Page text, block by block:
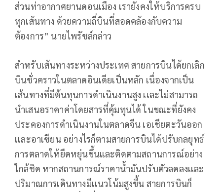
ส่วนท่าอากาศยานดอนเมือง เรายังคงให้บริการครบ
ทุกเส้นทาง ด้วยความถี่บินที่สอดคล้องกับความ
ต้องการ” นายไพรัชล์กล่าว
สำหรับเส้นทางระหว่างประเทศ สายการบินได้ยกเลิก
บินชั่วคราวในตลาดอินเดียเป็นหลัก เนื่องจากเป็น
เส้นทางที่มีต้นทุนการดำเนินงานสูง เเละไม่สามารถ
นำเสนอราคาค่าโดยสารที่คุ้มทุนได้ ในขณะที่ยังคง
ประคองการดำเนินงานในตลาดจีน เอเชียตะวันออก
เเละอาเซียน อย่างไรก็ตามสายการบินได้ปรับกลยุทธ์
การตลาดให้ยืดหยุ่นขึ้นและติดตามสถานการณ์อย่าง
ใกล้ชิด หากสถานการณ์ราคาน้ำมันปรับตัวลดลงเเละ
ปริมาณการเดินทางมีเเนวโน้มสูงขึ้น สายการบินก็